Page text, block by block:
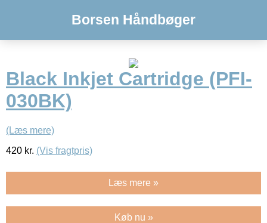
Borsen Håndbøger
Black Inkjet Cartridge (PFI-
030BK)
(Læs mere)
420 kr. (Vis fragtpris)
Læs mere »
Køb nu »